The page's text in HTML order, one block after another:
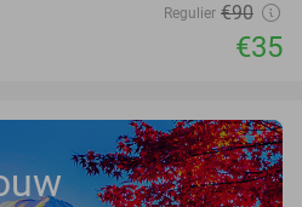
Regulier €90
€35